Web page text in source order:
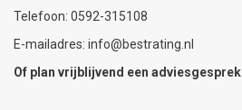
Telefoon: 0592-315108
E-mailadres: info@bestrating.nl
Of plan vrijblijvend een adviesgesprek